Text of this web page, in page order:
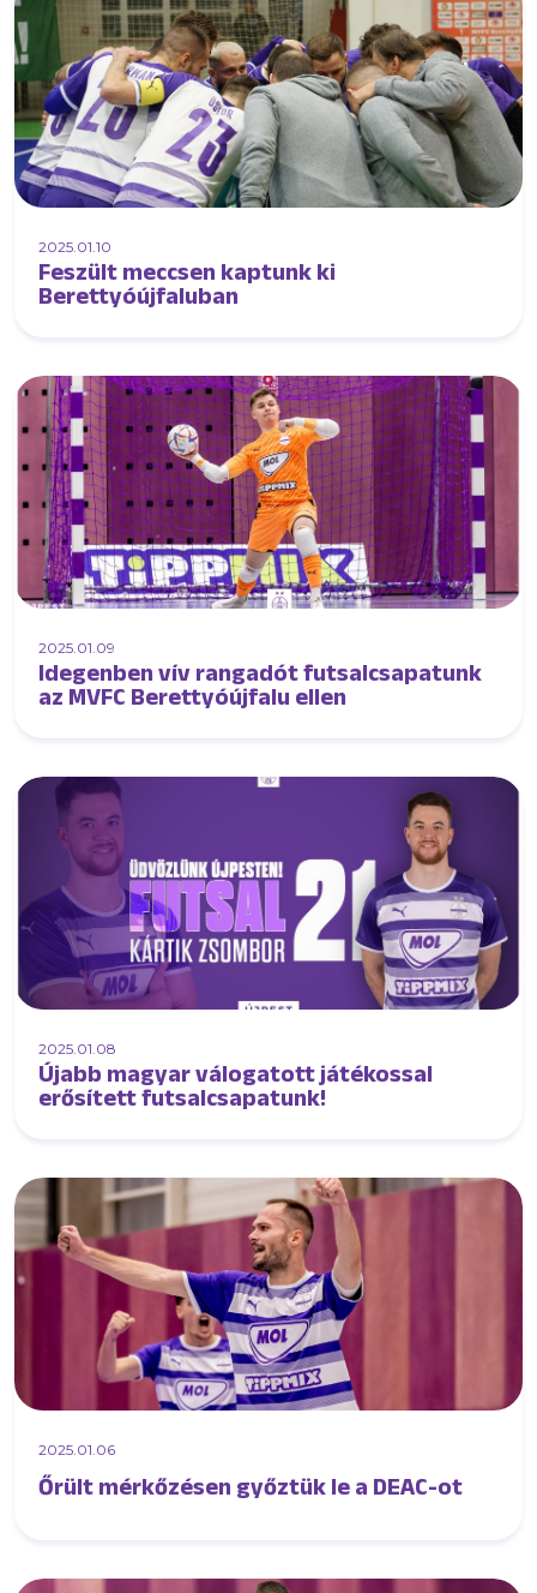
2025.01.10
Feszült meccsen kaptunk ki
Berettyóújfaluban
2025.01.09
Idegenben vív rangadót futsalcsapatunk
az MVFC Berettyóújfalu ellen
2025.01.08
Újabb magyar válogatott játékossal
erősített futsalcsapatunk!
2025.01.06
Őrült mérkőzésen győztük le a DEAC-ot